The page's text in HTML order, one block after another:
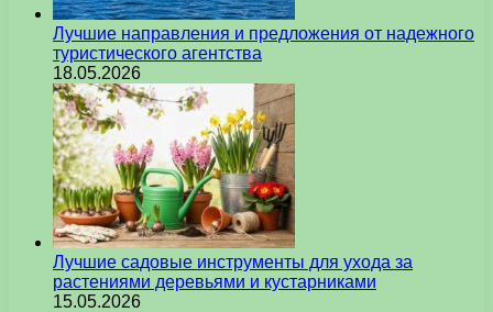
Лучшие направления и предложения от надежного
туристического агентства
18.05.2026
Лучшие садовые инструменты для ухода за
растениями деревьями и кустарниками
15.05.2026